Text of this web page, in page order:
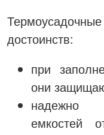
достоинств:
при
они
надежно
емкостей